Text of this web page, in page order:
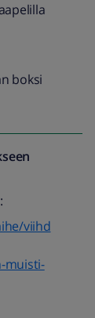
boksi
viihd
muisti-